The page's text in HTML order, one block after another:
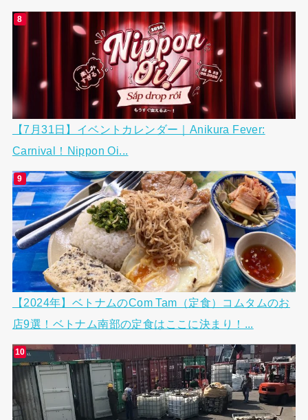
【7月31日】イベントカレンダー｜Anikura Fever:
Carnival！Nippon Oi...
【2024年】ベトナムのCom Tam（定食）コムタムのお
店9選！ベトナム南部の定食はここに決まり！...